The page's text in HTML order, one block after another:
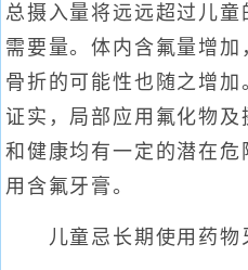
总摄入量将远远超过儿童
需要量。体内含氟量增加
骨折的可能性也随之增加
证实，局部应用氟化物
和健康均有一定的潜在
用含氟牙膏。
儿童忌长期使用药物